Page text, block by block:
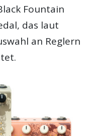
Fountain
das laut
an Reglern